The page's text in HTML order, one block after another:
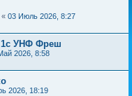
« 03 Июль 2026, 8:27
УНФ Фреш
2026, 8:58
2026, 18:19